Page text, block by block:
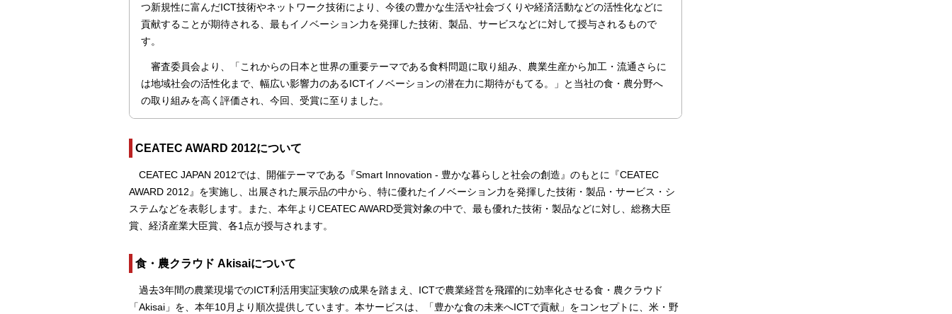
つ新規性に富んだICT技術やネットワーク技術により、今後の豊かな生活や社会づくりや経済活動などの活性化などに
貢献することが期待される、最もイノベーション力を発揮した技術、製品、サービスなどに対して授与されるもので
す。
審査委員会より、「これからの日本と世界の重要テーマである食料問題に取り組み、農業生産から加工・流通さらに
は地域社会の活性化まで、幅広い影響力のあるICTイノベーションの潜在力に期待がもてる。」と当社の食・農分野へ
の取り組みを高く評価され、今回、受賞に至りました。
CEATEC AWARD 2012について
CEATEC JAPAN 2012では、開催テーマである『Smart Innovation - 豊かな暮らしと社会の創造』のもとに『CEATEC
AWARD 2012』を実施し、出展された展示品の中から、特に優れたイノベーション力を発揮した技術・製品・サービス・シ
ステムなどを表彰します。また、本年よりCEATEC AWARD受賞対象の中で、最も優れた技術・製品などに対し、総務大臣
賞、経済産業大臣賞、各1点が授与されます。
食・農クラウド Akisaiについて
過去3年間の農業現場でのICT利活用実証実験の成果を踏まえ、ICTで農業経営を飛躍的に効率化させる食・農クラウド
「Akisai」を、本年10月より順次提供しています。本サービスは、「豊かな食の未来へICTで貢献」をコンセプトに、米・野